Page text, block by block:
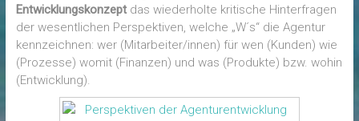
Entwicklungskonzeptdas wiederholte kritische Hinterfragen
der wesentlichen Perspektiven, welche „W´s“ die Agentur
kennzeichnen: wer (Mitarbeiter/innen) für wen (Kunden) wie
(Prozesse) womit (Finanzen) und was (Produkte) bzw. wohin
(Entwicklung).